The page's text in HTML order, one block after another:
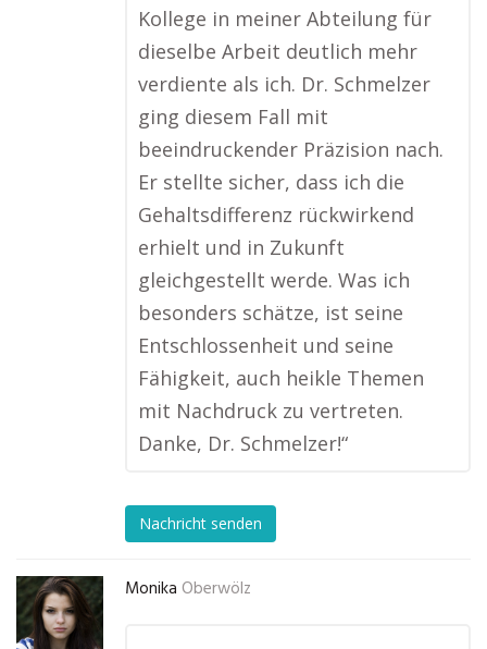
Kollege in meiner Abteilung für
dieselbe Arbeit deutlich mehr
verdiente als ich. Dr. Schmelzer
ging diesem Fall mit
beeindruckender Präzision nach.
Er stellte sicher, dass ich die
Gehaltsdifferenz rückwirkend
erhielt und in Zukunft
gleichgestellt werde. Was ich
besonders schätze, ist seine
Entschlossenheit und seine
Fähigkeit, auch heikle Themen
mit Nachdruck zu vertreten.
Danke, Dr. Schmelzer!“
Nachricht senden
Monika Oberwölz